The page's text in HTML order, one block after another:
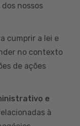
nossos
cumprir a lei e
no contexto
de ações
e
à